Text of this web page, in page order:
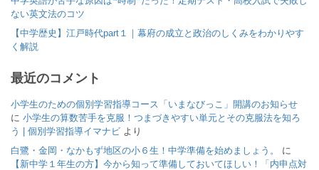
ない英文法のコツ
【中学歴史】江戸時代part１｜幕府の成立と政治のしくみをわかりやす
く解説
最近のコメント
小学生のための個別学習指導コース「いまなびっこ」開講のお知らせ
に 小学生の算数苦手を克服！つまづきやすい単元とその克服法を知ろ
う | 個別学習指導イマナビ より
白鷺・金岡・なかもず地区の小６生！中学準備を始めましょう。
に
【新中学１年生の方】今から知って準備しておいてほしい！「内申点対